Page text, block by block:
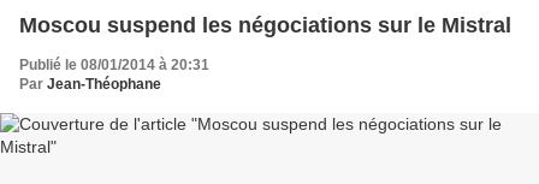
Moscou suspend les négociations sur le Mistral
Publié le 08/01/2014 à 20:31
Par Jean-Théophane